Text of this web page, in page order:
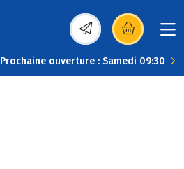
(s’ouvre dans une
Prochaine ouverture : Samedi 09:30